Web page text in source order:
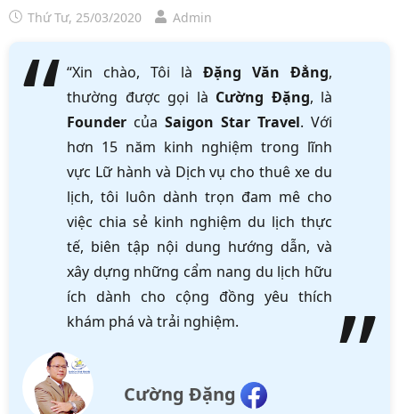
Thứ Tư, 25/03/2020 Admin
“Xin chào, Tôi là Đặng Văn Đẳng,
thường được gọi là Cường Đặng, là
Founder của Saigon Star Travel. Với
hơn 15 năm kinh nghiệm trong lĩnh
vực Lữ hành và Dịch vụ cho thuê xe du
lịch, tôi luôn dành trọn đam mê cho
việc chia sẻ kinh nghiệm du lịch thực
tế, biên tập nội dung hướng dẫn, và
xây dựng những cẩm nang du lịch hữu
ích dành cho cộng đồng yêu thích
khám phá và trải nghiệm.
Cường Đặng